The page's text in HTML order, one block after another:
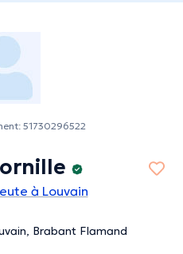
51730296522
à Louvain
Brabant Flamand